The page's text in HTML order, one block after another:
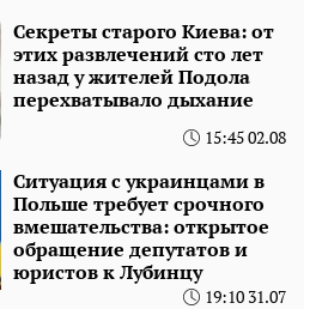
Секреты старого Киева: от
этих развлечений сто лет
назад у жителей Подола
перехватывало дыхание
15:45 02.08
Ситуация с украинцами в
Польше требует срочного
вмешательства: открытое
обращение депутатов и
юристов к Лубинцу
19:10 31.07